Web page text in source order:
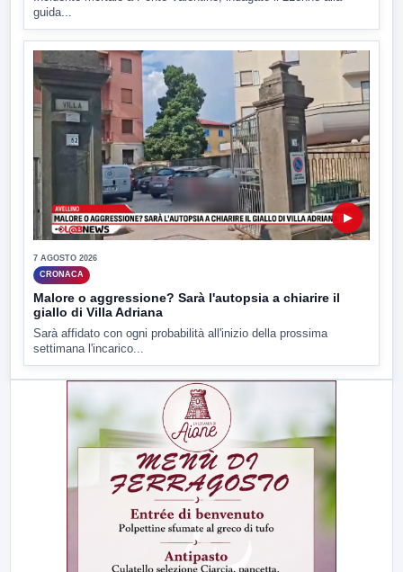
guida...
▶
7 AGOSTO 2026
CRONACA
Malore o aggressione? Sarà l'autopsia a chiarire il
giallo di Villa Adriana
Sarà affidato con ogni probabilità all'inizio della prossima
settimana l'incarico...